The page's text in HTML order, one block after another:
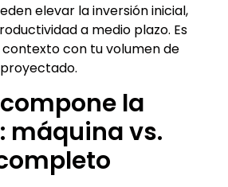
elevar la inversión inicial,
a medio plazo. Es
con tu volumen de
la
máquina vs.